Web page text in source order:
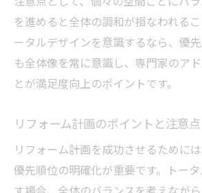
を進めると全体の調和が損なわれる
ータルデザインを意識するなら、優
も全体像を常に意識し、専門家のア
とが満足度向上のポイントです。
リフォーム計画のポイントと注意点
リフォーム計画を成功させるために
優先順位の明確化が重要です。トー